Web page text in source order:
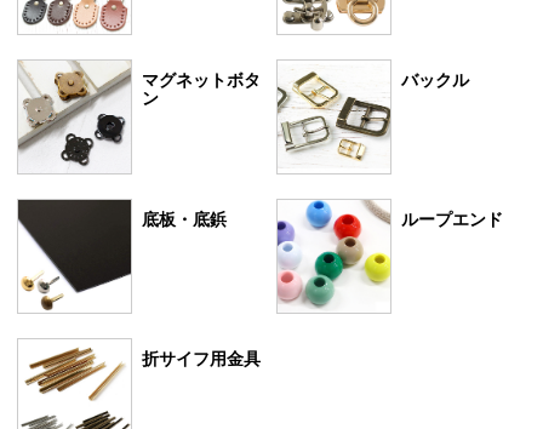
マグネットボタ
ン
バックル
底板・底鋲 ループエンド
折サイフ用金具